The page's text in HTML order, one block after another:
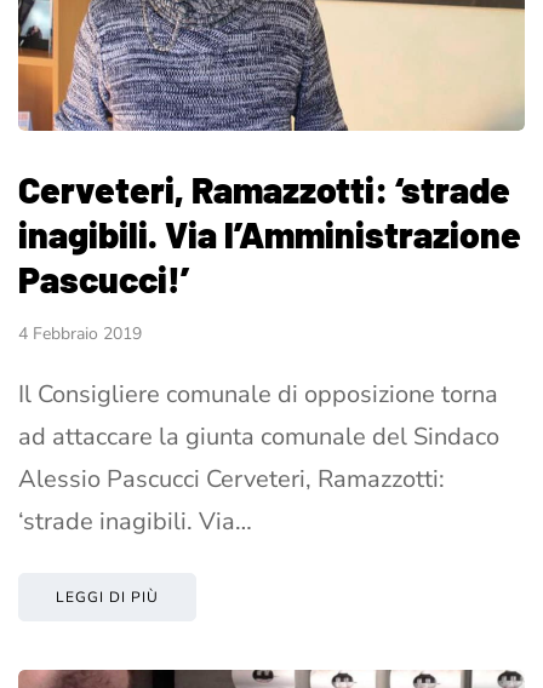
Cerveteri, Ramazzotti: ‘strade
inagibili. Via l’Amministrazione
Pascucci!’
4 Febbraio 2019
Il Consigliere comunale di opposizione torna
ad attaccare la giunta comunale del Sindaco
Alessio Pascucci Cerveteri, Ramazzotti:
‘strade inagibili. Via…
LEGGI DI PIÙ